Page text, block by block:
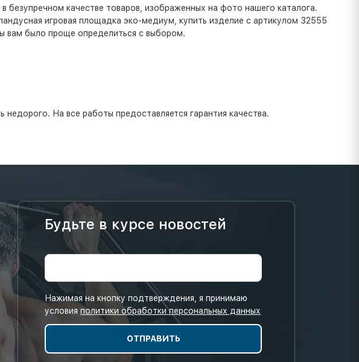
качестве товаров, изображенных на фото нашего каталога.
игровая площадка эко-медиум, купить изделие с артикулом 32555
вам было проще определиться с выбором.
На все работы предоставляется гарантия качества.
Будьте в курсе новостей
Нажимая на кнопку подтверждения, я принимаю
условия политики обработки персональных данных